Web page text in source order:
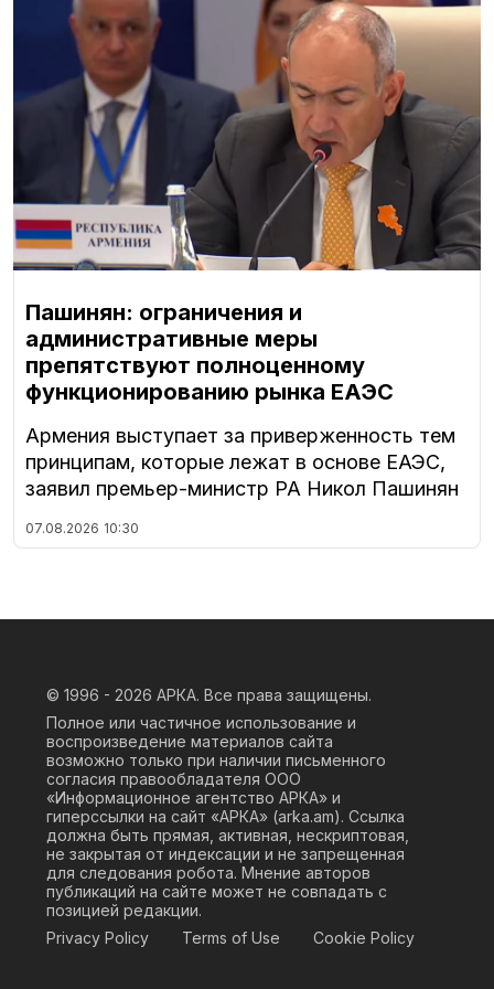
Пашинян: ограничения и
административные меры
препятствуют полноценному
функционированию рынка ЕАЭС
Армения выступает за приверженность тем
принципам, которые лежат в основе ЕАЭС,
заявил премьер-министр РА Никол Пашинян
07.08.2026 10:30
© 1996 - 2026 АРКА. Все права защищены.
Полное или частичное использование и
воспроизведение материалов сайта
возможно только при наличии письменного
согласия правообладателя ООО
«Информационное агентство АРКА» и
гиперссылки на сайт «АРКА» (arka.am). Ссылка
должна быть прямая, активная, нескриптовая,
не закрытая от индексации и не запрещенная
для следования робота. Мнение авторов
публикаций на сайте может не совпадать с
позицией редакции.
Privacy Policy
Terms of Use Cookie Policy